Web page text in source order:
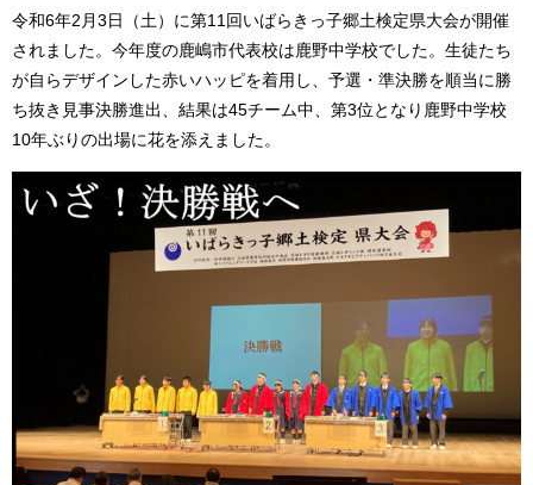
令和6年2月3日（土）に第11回いばらきっ子郷土検定県大会が開催
されました。今年度の鹿嶋市代表校は鹿野中学校でした。生徒たち
が自らデザインした赤いハッピを着用し、予選・準決勝を順当に勝
ち抜き見事決勝進出、結果は45チーム中、第3位となり鹿野中学校
10年ぶりの出場に花を添えました。